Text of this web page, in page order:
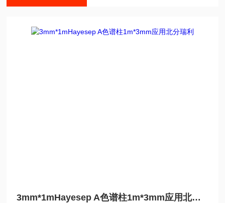
3mm*1mHayesep A色谱柱1m*3mm应用北分瑞利